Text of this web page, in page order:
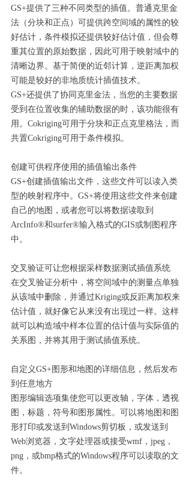
GS+提供了三种不同类型的插值。普通克里金
法（分块和正点）可提供跨空间域的属性的较
好估计，条件模拟还提供较好估计值，但会尊
重其位置的原始数据，因此可用于映射域中的
清晰边界。基于简便的近邻计算，逆距离加权
可能是较好的非地质统计插值技术。
GS+还提供了协同克里金法，当您的主要数据
受到在位置收集的辅助数据的时，该功能很有
用。Cokriging可用于分块和正点克里格法，而
共置Cokriging可用于条件模拟。
创建可供程序使用的插值输出条件
GS+创建插值输出文件，这些文件可以读入类
型的映射程序中。GS+将使用这些文件来创建
自己的地图，或者您可以将数据读取到
ArcInfo®和surfer®输入格式的GIS或制图程序
中。
交叉验证可让您根据采样数据测试插值系统
在交叉验证分析中，将空间域中的测量点单独
从该域中删除，并通过Kriging或反距离加权来
估计值，就好像它从来没有出现过一样。这样
就可以构造域中样本位置的估计值与实际值的
关系图，并将其用于测试插值系统。
自定义GS+图形和地图的详细信息，然后发布
到任意地方
图形编辑选项集使您可以更改轴，字体，透视
图，标题，符号和图形属性。可以将地图和图
形打印或发送到Windows剪切板，或发送到
Web浏览器，文字处理器或接受wmf，jpeg，
png，或bmp格式的Windows程序可以读取的文
件。